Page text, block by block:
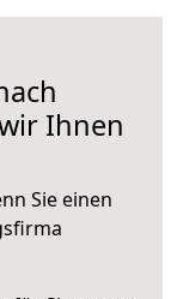
Ihnen
Sie einen